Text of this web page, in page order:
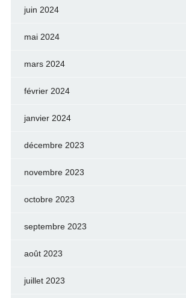
juin 2024
mai 2024
mars 2024
février 2024
janvier 2024
décembre 2023
novembre 2023
octobre 2023
septembre 2023
août 2023
juillet 2023